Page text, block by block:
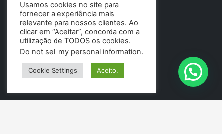
Usamos cookies no site para
fornecer a experiência mais
relevante para nossos clientes. Ao
clicar em “Aceitar”, concorda com a
utilização de TODOS os cookies.
Do not sell my personal information.
Cookie Settings Aceito.